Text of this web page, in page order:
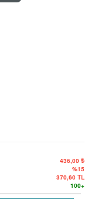
436,00 ₺
%15
370,60 TL
100+